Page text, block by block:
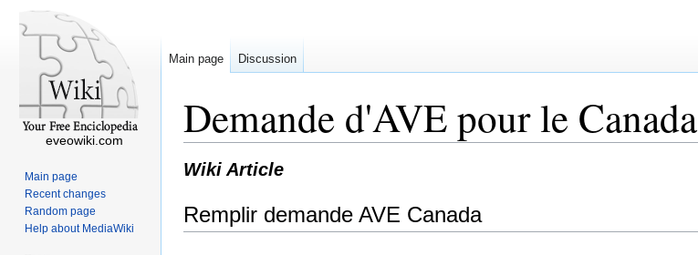
Demande d'AVE pour le Canada
Wiki Article
Remplir demande AVE Canada
Main page Discussion
eveowiki.com
Main page
Recent changes
Random page
Help about MediaWiki